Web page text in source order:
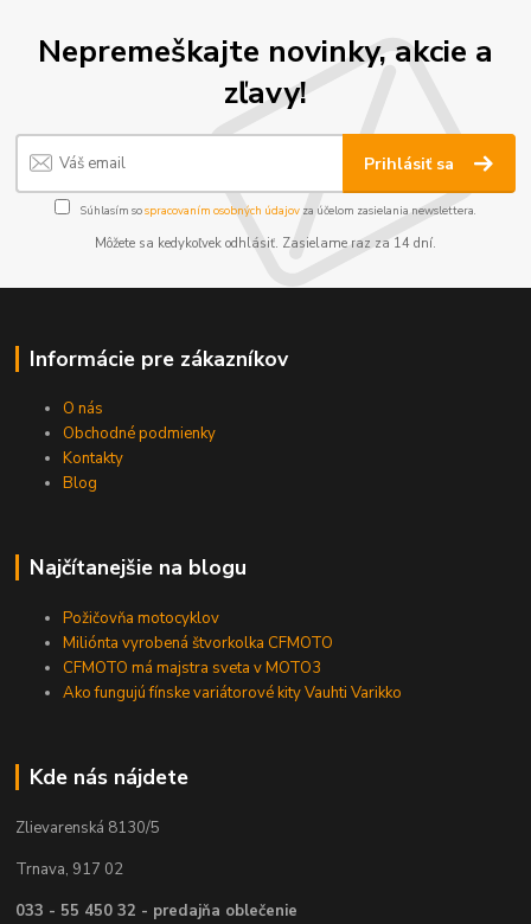
Nepremeškajte novinky, akcie a
zľavy!
Prihlásiť sa
Súhlasím sospracovaním osobných údajov za účelom zasielania newslettera.
Môžete sa kedykoľvek odhlásiť. Zasielame raz za 14 dní.
Informácie pre zákazníkov
O nás
Obchodné podmienky
Kontakty
Blog
Najčítanejšie na blogu
Požičovňa motocyklov
Miliónta vyrobená štvorkolka CFMOTO
CFMOTO má majstra sveta v MOTO3
Ako fungujú fínske variátorové kity Vauhti Varikko
Kde nás nájdete
Zlievarenská 8130/5
Trnava, 917 02
033 - 55 450 32 - predajňa oblečenie